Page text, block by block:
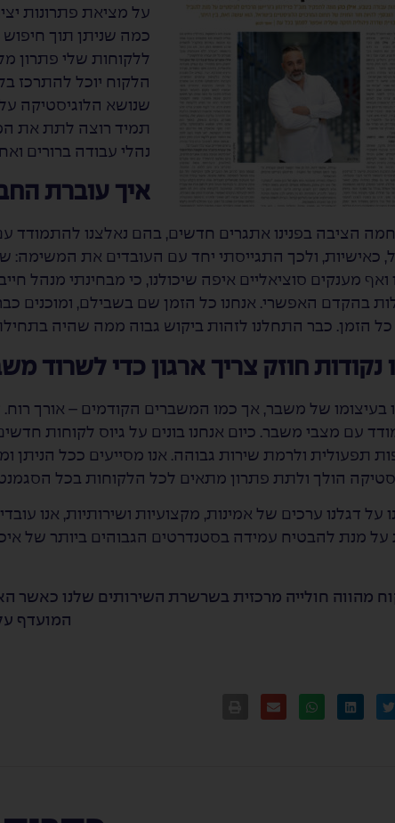
על מציאת פתרונות
כמה שניתן תוך
ללקוחות שלי פתרון
הלקוח יוכל להתרכז
שנושא הלוגיסטיקה
תמיד רוצה לתת את
נהלי עבודה ברורים
איך עוברת
הציבה בפנינו אתגרים חדשים, בהם נאלצנו להתמודד עם
כאישיות, ולכך התגייסתי יחד עם העובדים את המשימה:
ואף מענקים סוציאליים איפה שיכולנו, כי מבחינתי מנהל
בהקדם האפשרי. אנחנו כל הזמן שם בשבילם, ומוכנים
כל הזמן. כבר התחלנו לזהות ביקוש גבוה ממה שהיה
נקודות חוזק צריך ארגון כדי לשרוד
בעיצומו של משבר, אך כמו המשברים הקודמים – אורך
עם מצבי משבר. כיום אנחנו בונים על גיוס לקוחות
תפעולית ולרמת שירות גבוהה. אנו מסייעים ככל הניתן
הולך ולתת פתרון מתאים לכל הלקוחות בכל
על דגלנו ערכים של אמינות, מקצועיות ושירותיות, אנו
על מנת להבטיח עמידה בסטנדרטים הגבוהים ביותר של
מהווה חולייה מרכזית בשרשרת השירותים שלנו כאשר
המועדף